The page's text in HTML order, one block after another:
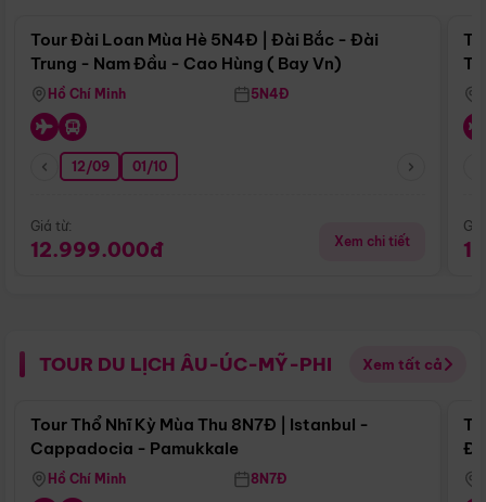
Tour Đài Loan Mùa Hè 5N4Đ | Đài Bắc - Đài
Trung - Nam Đầu - Cao Hùng ( Bay Vn)
Hồ Chí Minh 5N4Đ
12/09 01/10
Giá từ:
12.999.000đ Xem chi tiết
TOUR DU LỊCH ÂU-ÚC-MỸ-PHI Xem tất cả
Điểm nổi bật
Tour Thổ Nhĩ Kỳ Mùa Thu 8N7Đ | Istanbul -
Cappadocia - Pamukkale
Hồ Chí Minh 8N7Đ